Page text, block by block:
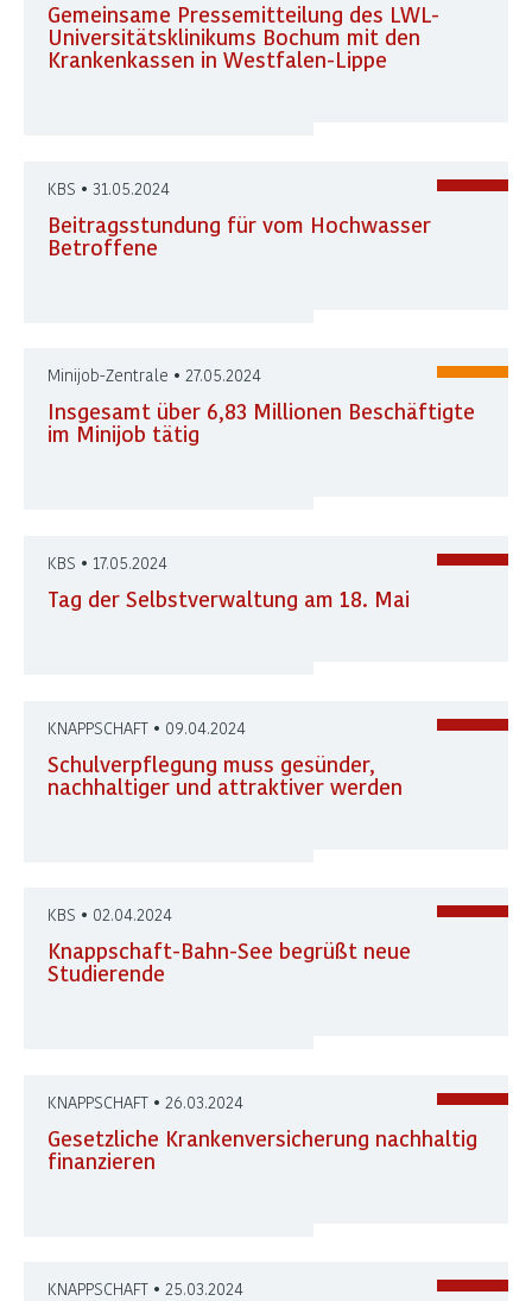
Gemeinsame Pressemitteilung des LWL-
Universitätsklinikums Bochum mit den
Krankenkassen in Westfalen-Lippe
KBS • 31.05.2024
Beitragsstundung für vom Hochwasser
Betroffene
Minijob-Zentrale • 27.05.2024
Insgesamt über 6,83 Millionen Beschäftigte
im Minijob tätig
KBS • 17.05.2024
Tag der Selbstverwaltung am 18. Mai
KNAPPSCHAFT • 09.04.2024
Schulverpflegung muss gesünder,
nachhaltiger und attraktiver werden
KBS • 02.04.2024
Knappschaft-Bahn-See begrüßt neue
Studierende
KNAPPSCHAFT • 26.03.2024
Gesetzliche Krankenversicherung nachhaltig
finanzieren
KNAPPSCHAFT • 25.03.2024